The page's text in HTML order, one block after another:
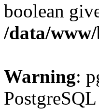
boolean
/data/
Warning: